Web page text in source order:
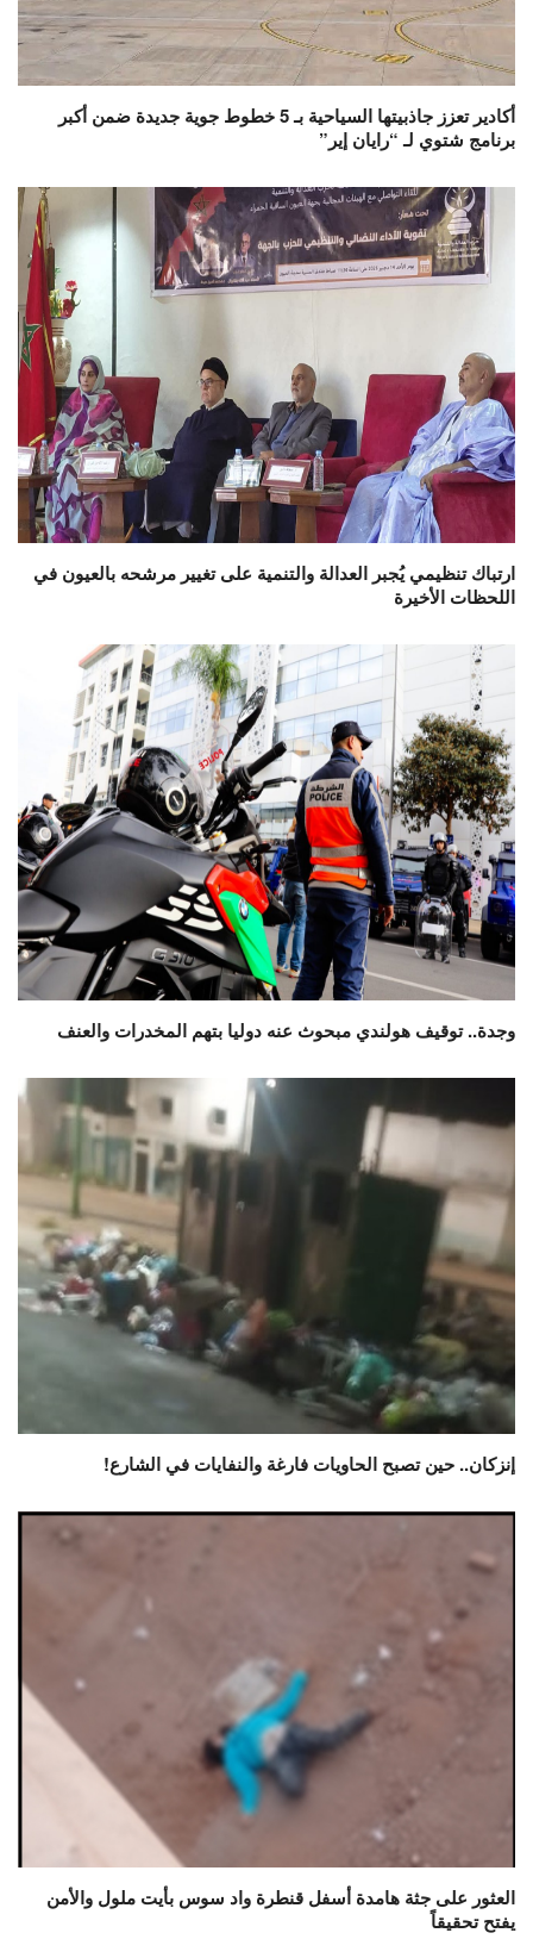
أكادير تعزز جاذبيتها السياحية بـ 5 خطوط جوية جديدة ضمن أكبر
برنامج شتوي لـ “رايان إير”
ارتباك تنظيمي يُجبر العدالة والتنمية على تغيير مرشحه بالعيون في
اللحظات الأخيرة
وجدة.. توقيف هولندي مبحوث عنه دوليا بتهم المخدرات والعنف
إنزكان.. حين تصبح الحاويات فارغة والنفايات في الشارع!
العثور على جثة هامدة أسفل قنطرة واد سوس بأيت ملول والأمن
يفتح تحقيقاً